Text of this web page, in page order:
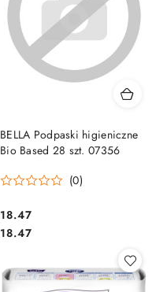
BELLA Podpaski higieniczne
Bio Based 28 szt. 07356
(0)
Cena:
18.47
Cena:
18.47